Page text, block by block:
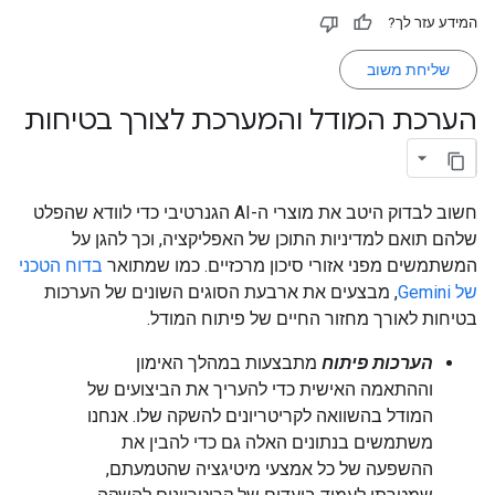
המידע עזר לך?
שליחת משוב
הערכת המודל והמערכת לצורך בטיחות
חשוב לבדוק היטב את מוצרי ה-AI הגנרטיבי כדי לוודא שהפלט
שלהם תואם למדיניות התוכן של האפליקציה, וכך להגן על
המשתמשים מפני אזורי סיכון מרכזיים. כמו שמתואר בדוח הטכני
של Gemini
, מבצעים את ארבעת הסוגים השונים של הערכות
בטיחות לאורך מחזור החיים של פיתוח המודל.
הערכות פיתוח מתבצעות במהלך האימון
וההתאמה האישית כדי להעריך את הביצועים של
המודל בהשוואה לקריטריונים להשקה שלו. אנחנו
משתמשים בנתונים האלה גם כדי להבין את
ההשפעה של כל אמצעי מיטיגציה שהטמעתם,